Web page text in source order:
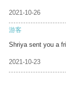
2021-10-26
游客
Shriya sent you a
2021-10-23